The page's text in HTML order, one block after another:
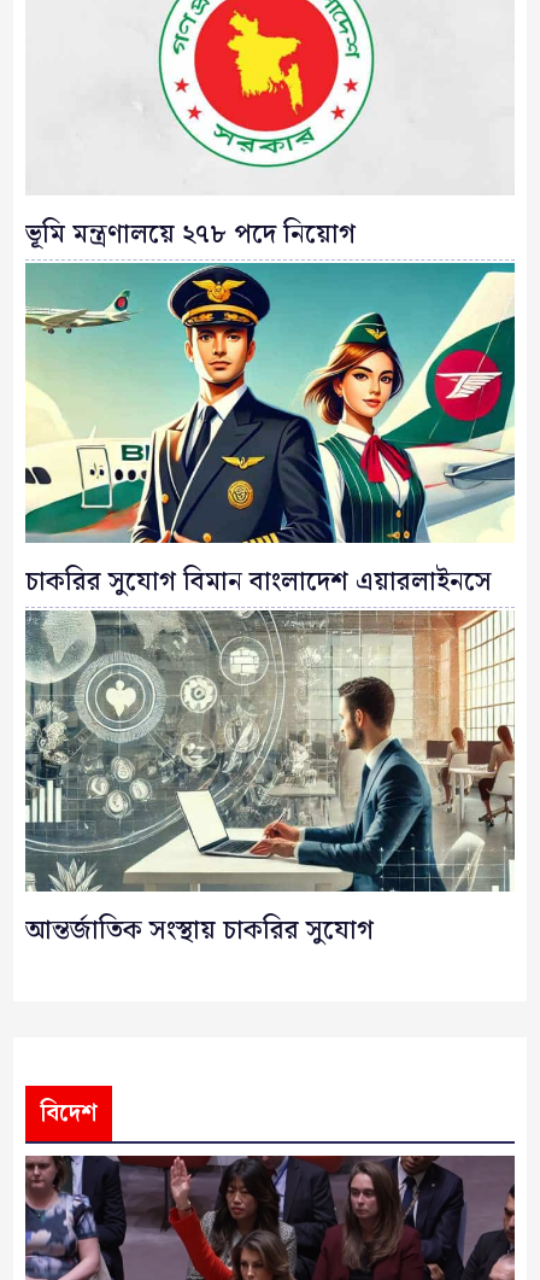
ভূমি মন্ত্রণালয়ে ২৭৮ পদে নিয়োগ
চাকরির সুযোগ বিমান বাংলাদেশ এয়ারলাইনসে
আন্তর্জাতিক সংস্থায় চাকরির সুযোগ
বিদেশ